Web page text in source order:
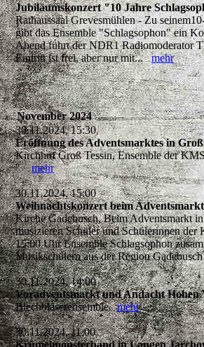
Jubiläumskonzert "10 Jahre
Rathaussaal Grevesmühlen - Zu
gibt das Ensemble "Schlagsophon" ein
Abend führt der NDR1 Radiomoderator
Eintritt ist frei, aber nur mit...mehr
November 2024
30.11.2024, 15:30
Eröffnung des Adventsmarktes in Groß
Kirchhof Groß Tessin, Ensemble der
"mehr
30.11.2024, 15:00
Weihnachtskonzert beim
Kirche Gadebusch, Beim Adventsmarkt
musizieren Schüler und Schülerinnen der
15:00 Uhr Ensemble Schlagsophon
Musikschülern aus der Region
30.11.2024, 14:00
Voradventsmarkt und Andacht Hohen
Blechbläserensemblemehr
30.11.2024, 11:00
Krümelmonsterband in Langen